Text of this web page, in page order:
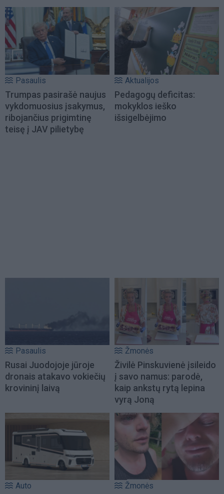
Pasaulis
Trumpas pasirašė naujus
vykdomuosius įsakymus,
ribojančius prigimtinę
teisę į JAV pilietybę
Aktualijos
Pedagogų deficitas:
mokyklos ieško
išsigelbėjimo
Pasaulis
Rusai Juodojoje jūroje
dronais atakavo vokiečių
krovininį laivą
Žmonės
Živilė Pinskuvienė įsileido
į savo namus: parodė,
kaip ankstų rytą lepina
vyrą Joną
Auto Žmonės